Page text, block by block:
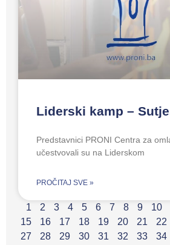
Liderski kamp –
Predstavnici PRONI Centra za
učestvovali su na Liderskom
PROČITAJ SVE »
1 2 3 4 5 6 7 8 9 10
15
16 17 18 19 20 21 22
27
28 29 30 31 32 33 34